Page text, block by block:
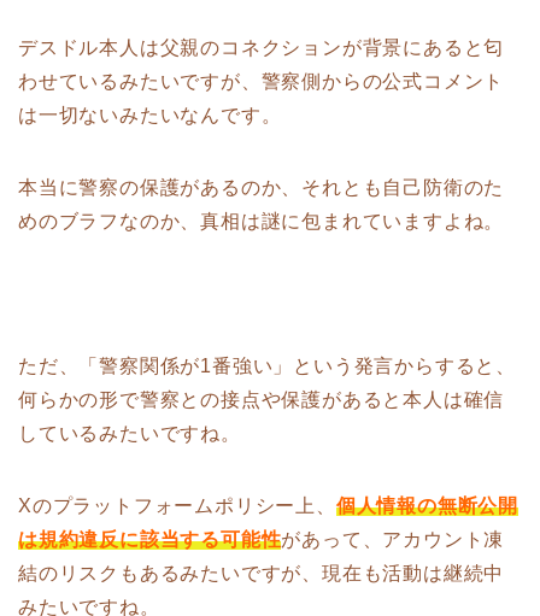
デスドル本人は父親のコネクションが背景にあると匂
わせているみたいですが、警察側からの公式コメント
は一切ないみたいなんです。
本当に警察の保護があるのか、それとも自己防衛のた
めのブラフなのか、真相は謎に包まれていますよね。
ただ、「警察関係が1番強い」という発言からすると、
何らかの形で警察との接点や保護があると本人は確信
しているみたいですね。
Xのプラットフォームポリシー上、 個人情報の無断公開
は規約違反に該当する可能性があって、アカウント凍
結のリスクもあるみたいですが、現在も活動は継続中
みたいですね。